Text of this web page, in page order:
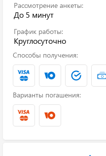
Рассмотрение анкеты:
До 5 минут
График работы:
Круглосуточно
Способы получения:
Варианты погашения: